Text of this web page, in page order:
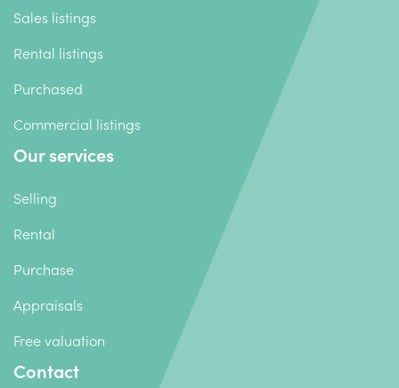
Sales listings
Rental listings
Purchased
Commercial listings
Our services
Selling
Rental
Purchase
Appraisals
Free valuation
Contact